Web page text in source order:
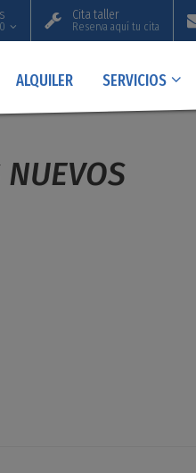
Cita taller
Reserva aquí tu cita
ALQUILER SERVICIOS